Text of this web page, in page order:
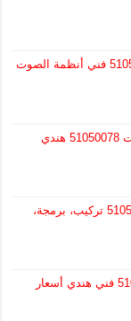
تركيب نظام صوتي مركزي 51050078 فني أنظمة الصوت
فني تركيب سماعات سقف الكويت 51050078 هندي
فني شبكات إنترنت الكويت 51050078 تركيب، برمجة،
انتركم باناسونيك الكويت 51050078 فني هندي أسعار